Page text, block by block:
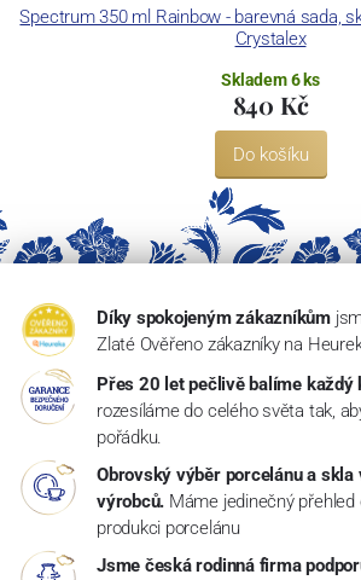
Spectrum 350 ml Rainbow - barevná sada,
Crystalex
Skladem 6 ks
840 Kč
Do košíku
Díky spokojeným zákazníkům
Zlaté Ověřeno zákazníky na
Přes 20 let pečlivě balíme každý
rozesíláme do celého světa tak,
pořádku.
Obrovský výběr porcelánu a skla
výrobců. Máme jedinečný
produkci porcelánu
Jsme česká rodinná firma